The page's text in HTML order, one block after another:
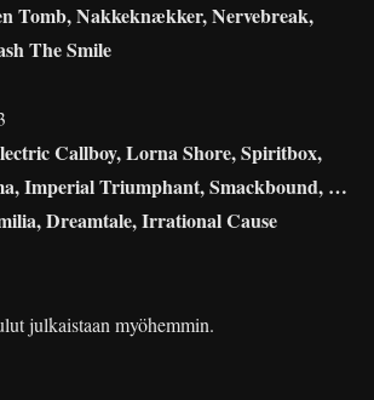
Tomb, Nakkeknækker, Nervebreak,
The Smile
Callboy, Lorna Shore, Spiritbox,
Imperial Triumphant, Smackbound, …
Dreamtale, Irrational Cause
julkaistaan myöhemmin.